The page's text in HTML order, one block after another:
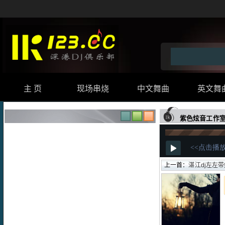
主 页 现场串烧 中文舞曲 英文舞
紫色炫音工作
上一首：湛江dj左左